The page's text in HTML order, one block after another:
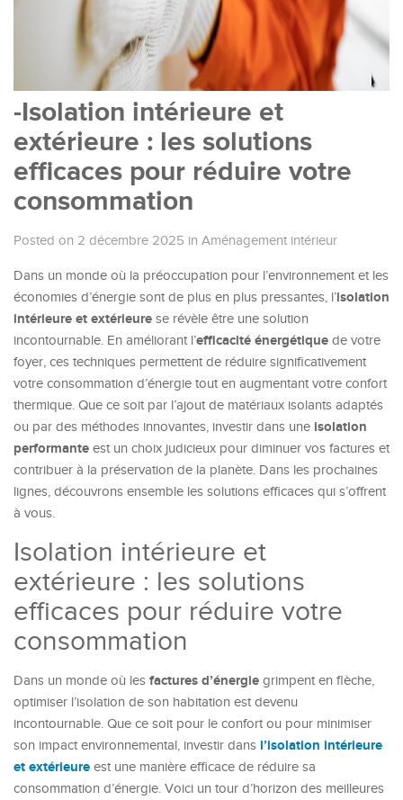
-Isolation intérieure et
extérieure : les solutions
efficaces pour réduire votre
consommation
Posted on 2 décembre 2025 in Aménagement intérieur
Dans un monde où la préoccupation pour l’environnement et les
économies d’énergie sont de plus en plus pressantes, l’isolation
intérieure et extérieure se révèle être une solution
incontournable. En améliorant l’efficacité énergétique de votre
foyer, ces techniques permettent de réduire significativement
votre consommation d’énergie tout en augmentant votre confort
thermique. Que ce soit par l’ajout de matériaux isolants adaptés
ou par des méthodes innovantes, investir dans une isolation
performante est un choix judicieux pour diminuer vos factures et
contribuer à la préservation de la planète. Dans les prochaines
lignes, découvrons ensemble les solutions efficaces qui s’offrent
à vous.
Isolation intérieure et
extérieure : les solutions
efficaces pour réduire votre
consommation
Dans un monde où les factures d’énergie grimpent en flèche,
optimiser l’isolation de son habitation est devenu
incontournable. Que ce soit pour le confort ou pour minimiser
son impact environnemental, investir dans l’isolation intérieure
et extérieure est une manière efficace de réduire sa
consommation d’énergie. Voici un tour d’horizon des meilleures